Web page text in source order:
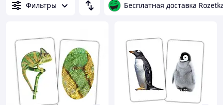
Фильтры Бесплатная доставка